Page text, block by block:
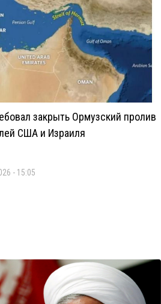
закрыть Ормузский пролив
США и Израиля
- 15:05